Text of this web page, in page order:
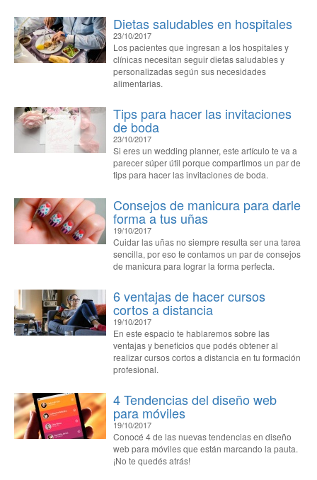
Dietas saludables en hospitales
23/10/2017
Los pacientes que ingresan a los hospitales y
clínicas necesitan seguir dietas saludables y
personalizadas según sus necesidades
alimentarias.
Tips para hacer las invitaciones
de boda
23/10/2017
Si eres un wedding planner, este artículo te va a
parecer súper útil porque compartimos un par de
tips para hacer las invitaciones de boda.
Consejos de manicura para darle
forma a tus uñas
19/10/2017
Cuidar las uñas no siempre resulta ser una tarea
sencilla, por eso te contamos un par de consejos
de manicura para lograr la forma perfecta.
6 ventajas de hacer cursos
cortos a distancia
19/10/2017
En este espacio te hablaremos sobre las
ventajas y beneficios que podés obtener al
realizar cursos cortos a distancia en tu formación
profesional.
4 Tendencias del diseño web
para móviles
19/10/2017
Conocé 4 de las nuevas tendencias en diseño
web para móviles que están marcando la pauta.
¡No te quedés atrás!